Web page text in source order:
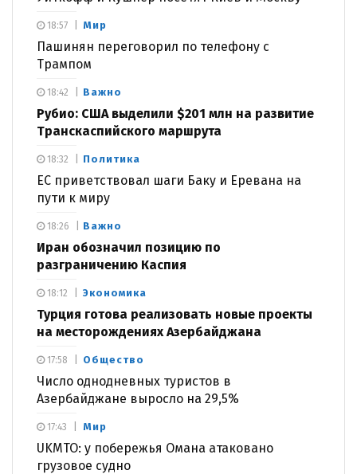
Мир
Пашинян переговорил по телефону с
Трампом
18:57
Важно
Рубио: США выделили $201 млн на развитие
Транскаспийского маршрута
18:42
Политика
ЕС приветствовал шаги Баку и Еревана на
пути к миру
18:32
Важно
Иран обозначил позицию по
разграничению Каспия
18:26
Экономика
Турция готова реализовать новые проекты
на месторождениях Азербайджана
18:12
Общество
Число однодневных туристов в
Азербайджане выросло на 29,5%
17:58
Мир
UKMTO: у побережья Омана атаковано
грузовое судно
17:43